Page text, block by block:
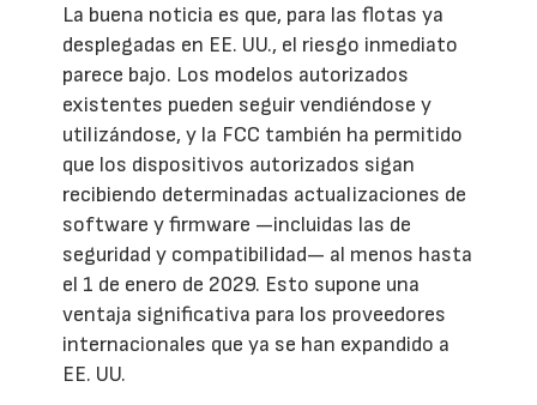
La buena noticia es que, para las flotas ya
desplegadas en EE. UU., el riesgo inmediato
parece bajo. Los modelos autorizados
existentes pueden seguir vendiéndose y
utilizándose, y la FCC también ha permitido
que los dispositivos autorizados sigan
recibiendo determinadas actualizaciones de
software y firmware —incluidas las de
seguridad y compatibilidad— al menos hasta
el 1 de enero de 2029. Esto supone una
ventaja significativa para los proveedores
internacionales que ya se han expandido a
EE. UU.